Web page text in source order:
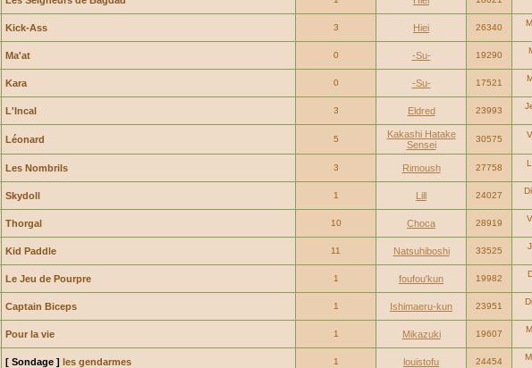
Kick-Ass 3 Hiei 26340
Ma'at 0 -Su- 19290
Kara 0 -Su- 17521
L'Incal 3 Eldred 23993
Léonard 5
Kakashi Hatake
Sensei
30575
Les Nombrils 3 Rimoush 27758
Skydoll 1 Lill 24027
Thorgal 10 Choca 28919
Kid Paddle 11 Natsuhiboshi 33525
Le Jeu de Pourpre 1 foufou'kun 19982
Captain Biceps 1 Ishimaeru-kun 23951
Pour la vie 1 Mikazuki 19607
[ Sondage ] les gendarmes 1 louistofu 24454